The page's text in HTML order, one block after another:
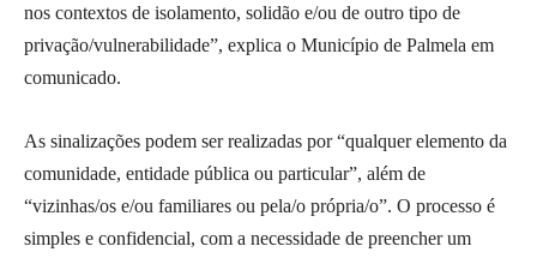
nos contextos de isolamento, solidão e/ou de outro tipo de
privação/vulnerabilidade”, explica o Município de Palmela em
comunicado.
As sinalizações podem ser realizadas por “qualquer elemento da
comunidade, entidade pública ou particular”, além de
“vizinhas/os e/ou familiares ou pela/o própria/o”. O processo é
simples e confidencial, com a necessidade de preencher um